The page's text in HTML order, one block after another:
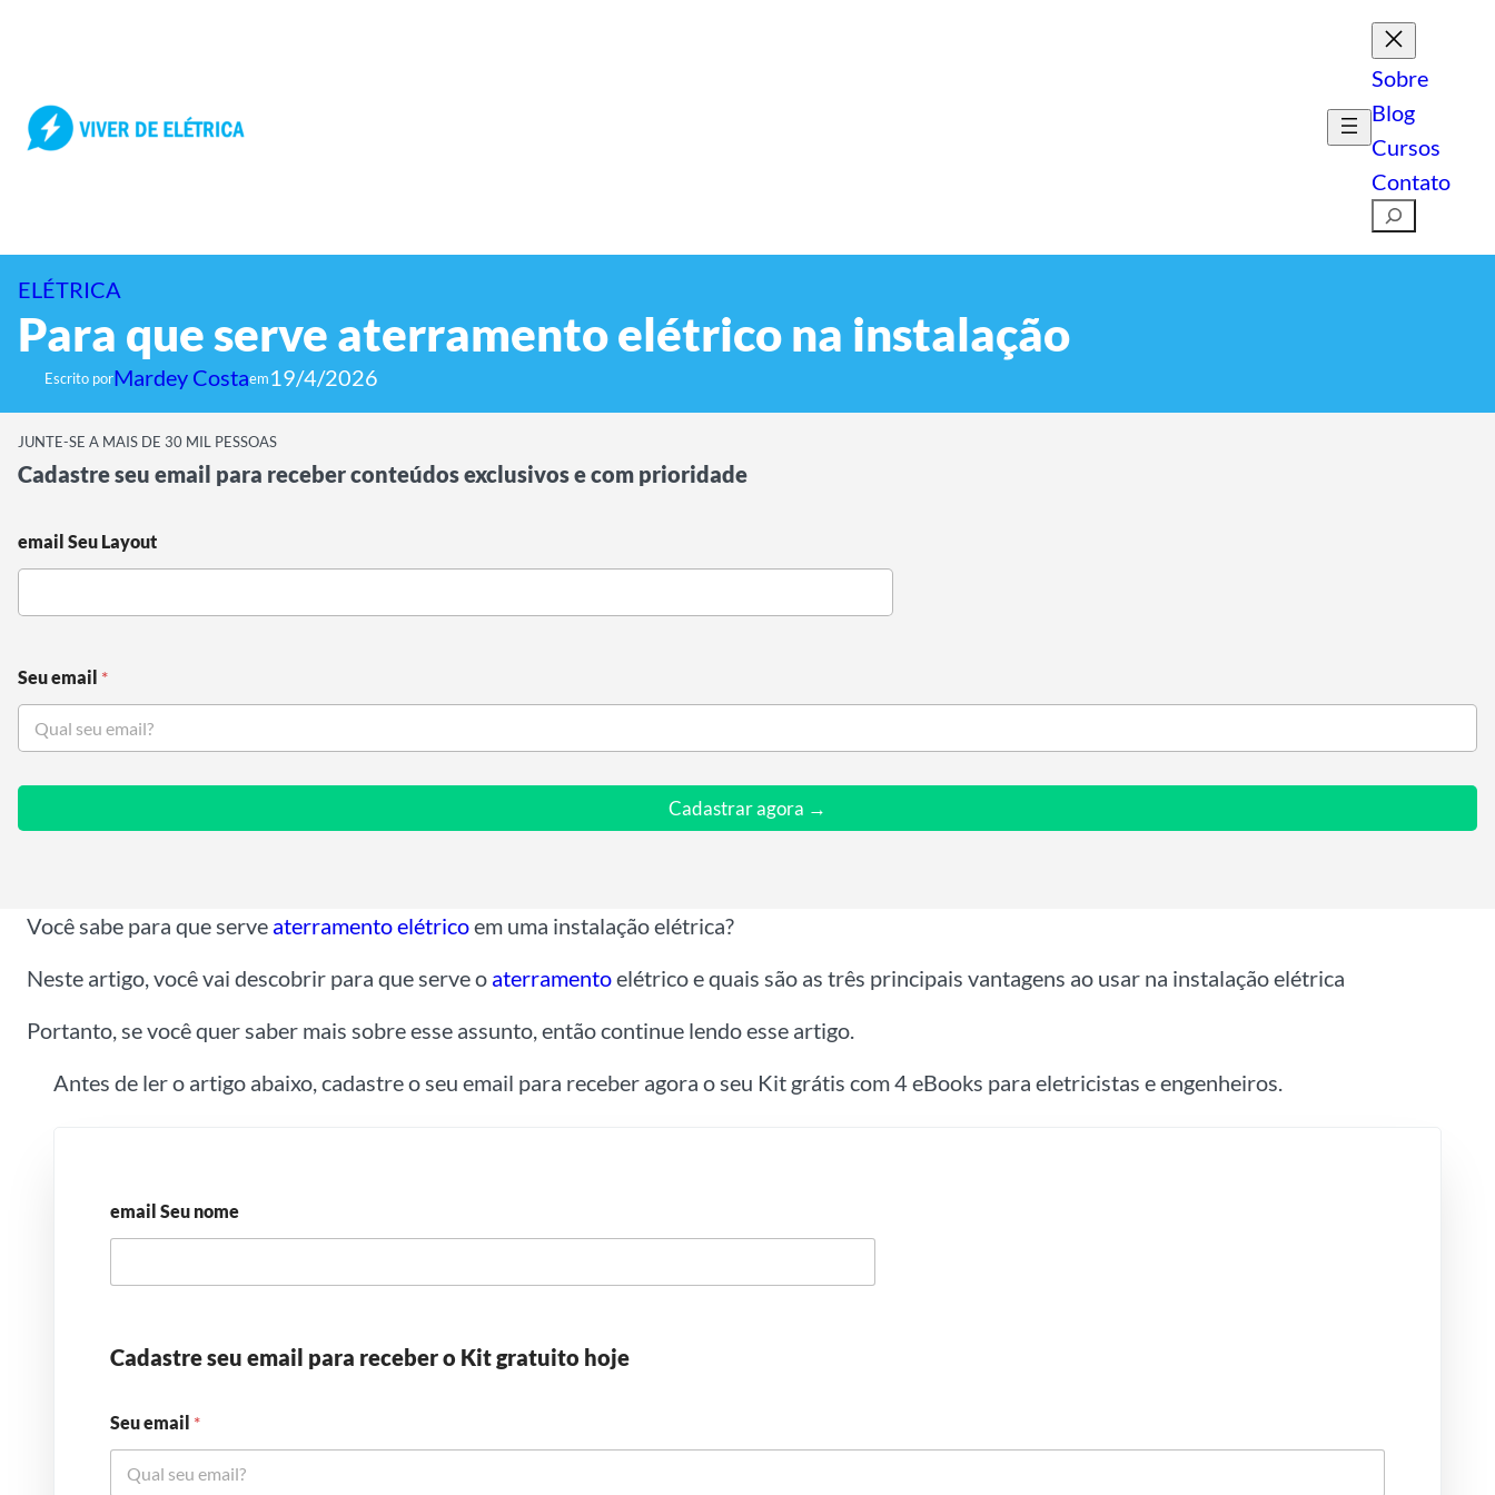
conteúdo
Sobre
Blog
Cursos
Contato
Pesquisar
ELÉTRICA
Para que serve aterramento elétrico na instalação
Escrito porMardey Costaem19/4/2026
JUNTE-SE A MAIS DE 30 MIL PESSOAS
Cadastre seu email para receber conteúdos exclusivos e com prioridade
email Seu Layout
Seu email *
Cadastrar agora →
Você sabe para que serve aterramento elétricoem uma instalação elétrica?
Neste artigo, você vai descobrir para que serve o aterramentoelétrico e quais são as três principais vantagens ao usar na instalação elétrica
Portanto, se você quer saber mais sobre esse assunto, então continue lendo esse artigo.
Antes de ler o artigo abaixo, cadastre o seu email para receber agora o seu Kit grátis com 4 eBooks para eletricistas e engenheiros.
email Seu nome
Cadastre seu email para receber o Kit gratuito hoje
Seu email *